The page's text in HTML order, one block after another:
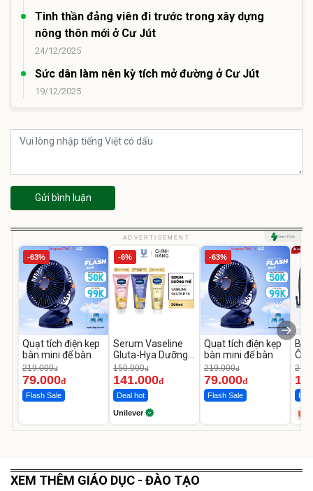
Tinh thần đảng viên đi trước trong xây dựng
nông thôn mới ở Cư Jút
24/12/2025
Sức dân làm nên kỳ tích mở đường ở Cư Jút
19/12/2025
Gửi bình luận
ADVERTISEMENT
-63%
Quạt tích điện kẹp
bàn mini để bàn
219.000đ
79.000đ
Flash Sale
-6%
Serum Vaseline
Gluta-Hya Dưỡng
Da Sáng Mịn Sau 7
Ngày
150.000đ
141.000đ
Deal hot
Unilever
-63%
Quạt tích điện kẹp
bàn mini để bàn
219.000đ
79.000đ
Flash Sale
Ô
Hot
XEM THÊM GIÁO DỤC - ĐÀO TẠO